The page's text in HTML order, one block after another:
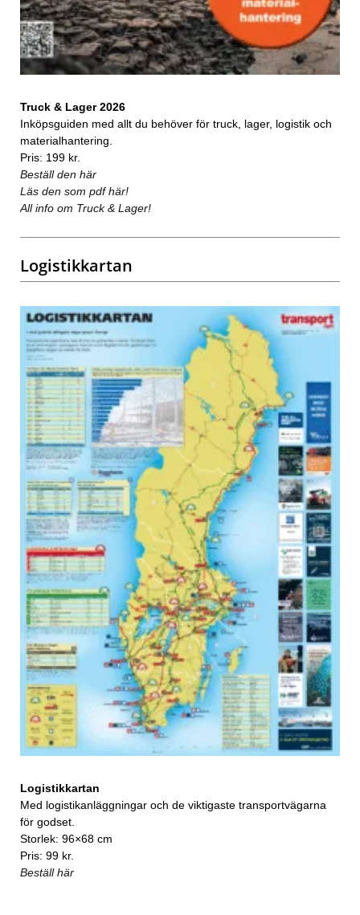
Truck & Lager 2026
Inköpsguiden med allt du behöver för truck, lager, logistik och
materialhantering.
Pris: 199 kr.
Beställ den här
Läs den som pdf här!
All info om Truck & Lager!
Logistikkartan
Logistikkartan
Med logistikanläggningar och de viktigaste transportvägarna
för godset.
Storlek: 96×68 cm
Pris: 99 kr.
Beställ här